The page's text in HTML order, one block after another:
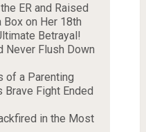
ER and Raised
on Her 18th
Betrayal!
Never Flush Down
of a Parenting
Brave Fight Ended
in the Most